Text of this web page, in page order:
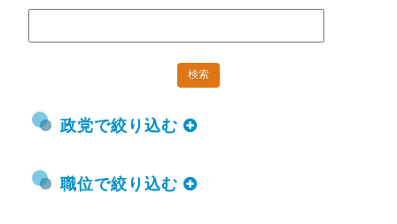
政党で絞り込む
職位で絞り込む